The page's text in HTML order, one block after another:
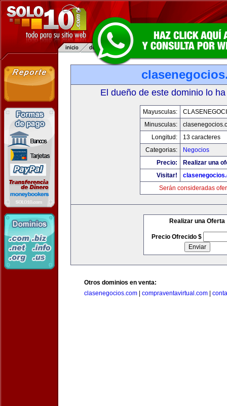
El dueño de este dominio lo
Mayusculas:
Minusculas:
Longitud:
13 caracteres
Categorias:
Negocios
Precio:
Realizar una
Visitar!
Serán consideradas
Realizar una Oferta
Precio Ofrecido $
Otros dominios en venta:
clasenegocios.com
compraventavirtual.com